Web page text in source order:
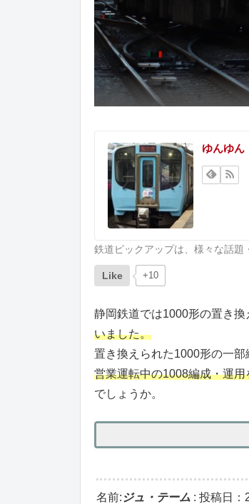
ゆんゆん
鉄道ピックアップは、様々な話題
Like +10
静岡鉄道では1000形の置き換
いました。
置き換えられた1000形の一部
営業運転中の1008編成・運
でしょうか。
名前: ジュ・テーム : 投稿日：